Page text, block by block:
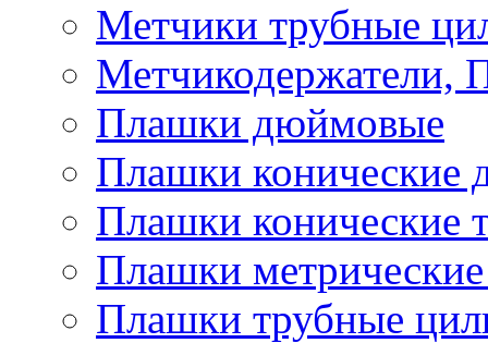
Метчики трубные
Метчикодержатели,
Плашки дюймовые
Плашки
Плашки конические
Плашки
Плашки трубные